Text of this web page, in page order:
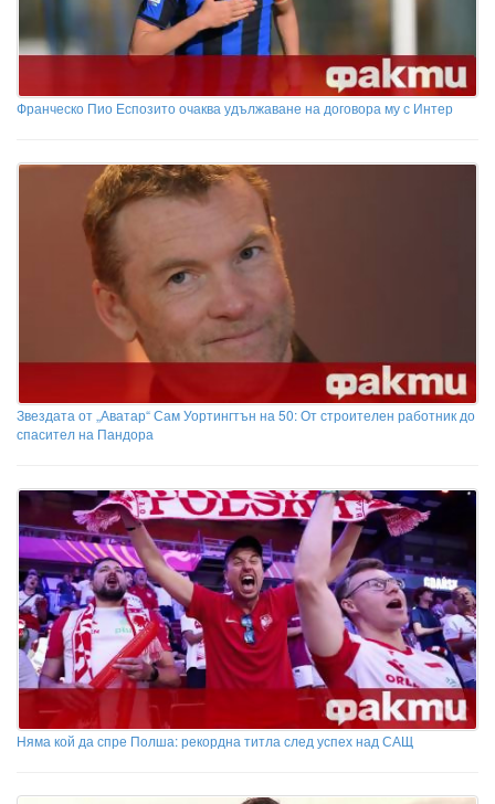
Франческо Пио Еспозито очаква удължаване на договора му с Интер
Звездата от „Аватар“ Сам Уортингтън на 50: От строителен работник до
спасител на Пандора
Няма кой да спре Полша: рекордна титла след успех над САЩ